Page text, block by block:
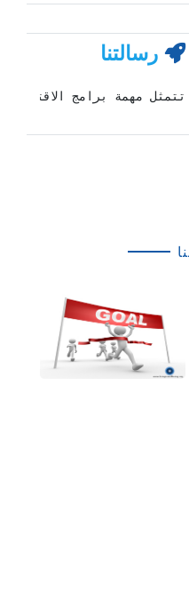
رسالتنا
تتمثل مهمة برامج الاقتصاد